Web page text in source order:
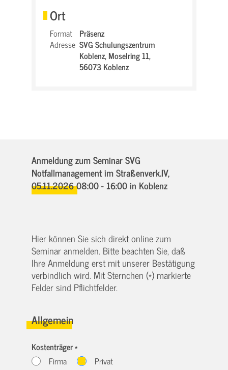
Ort
Format Präsenz
Adresse SVG Schulungszentrum
Koblenz,Moselring 11,
56073 Koblenz
Anmeldung zum Seminar SVG
Notfallmanagement im Straßenverk.IV,
05.11.2026 08:00 - 16:00in Koblenz
Hier können Sie sich direkt online zum
Seminar anmelden. Bitte beachten Sie, daß
Ihre Anmeldung erst mit unserer Bestätigung
verbindlich wird. Mit Sternchen (*) markierte
Felder sind Pflichtfelder.
Allgemein
Kostenträger *
Firma
Privat